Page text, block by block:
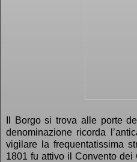
Il Borgo si trova alle porte
denominazione ricorda
vigilare la frequentatissima
1801 fu attivo il Convento